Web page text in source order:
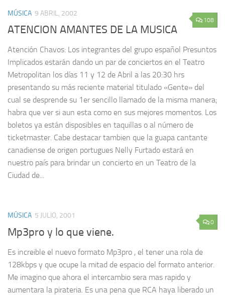
108
MÚSICA 9 ABRIL, 2002
ATENCION AMANTES DE LA MUSICA
Atención Chavos: Los integrantes del grupo español Presuntos
Implicados estarán dando un par de conciertos en el Teatro
Metropolitan los días 11 y 12 de Abril a las 20:30 hrs
presentando su más reciente material titulado «Gente» del
cual se desprende su 1er sencillo llamado de la misma manera;
habra que ver si aun esta como en sus mejores momentos. Los
boletos ya están disposibles en taquillas o al número de
ticketmaster. Cabe destacar tambien que la guapa cantante
canadiense de origen portugues Nelly Furtado estará en
nuestro país para brindar un concierto en un Teatro de la
Ciudad de...
0
MÚSICA 5 JULIO, 2001
Mp3pro y lo que viene.
Es increible el nuevo formato Mp3pro , el tener una rola de
128kbps y que ocupe la mitad de espacio del formato anterior.
Me imagino que ahora el intercambio sera mas rapido y
aumentara la pirateria. Es una pena que RCA haya liberado un